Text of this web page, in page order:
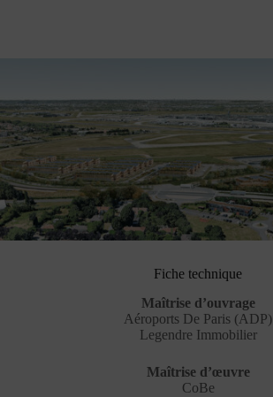
Fiche technique
Maîtrise d’ouvrage
Aéroports De Paris (ADP)
Legendre Immobilier
Maîtrise d’œuvre
CoBe